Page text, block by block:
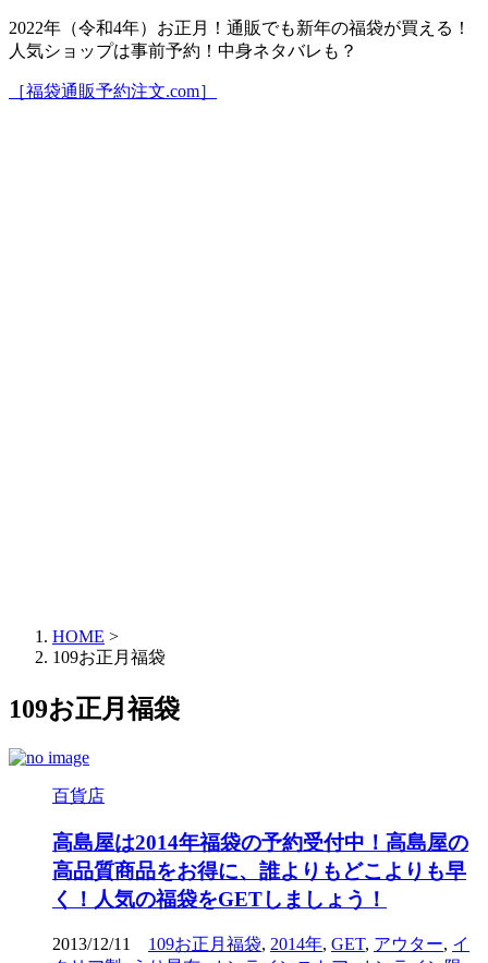
2022年（令和4年）お正月！通販でも新年の福袋が買える！
人気ショップは事前予約！中身ネタバレも？
［福袋通販予約注文.com］
HOME >
109お正月福袋
109お正月福袋
百貨店
高島屋は2014年福袋の予約受付中！高島屋の
高品質商品をお得に、誰よりもどこよりも早
く！人気の福袋をGETしましょう！
2013/12/11 109お正月福袋, 2014年, GET, アウター, イ